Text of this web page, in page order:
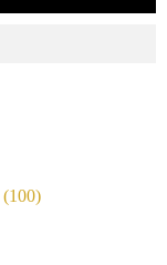
(100)